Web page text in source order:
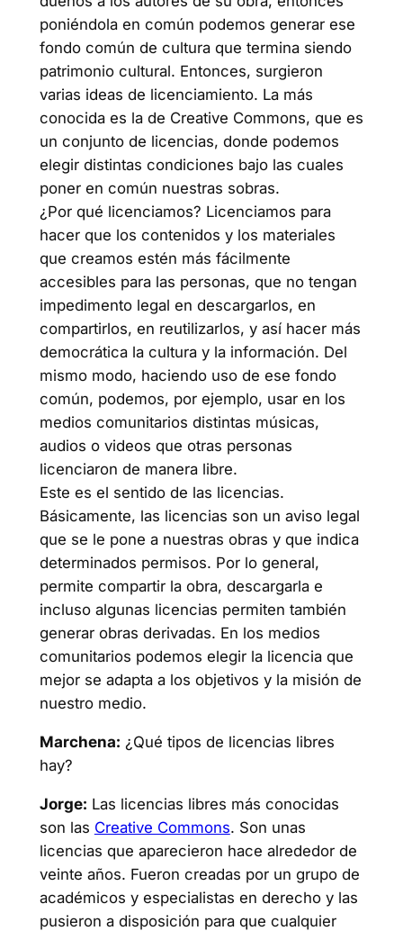
poniéndola en común podemos generar ese
fondo común de cultura que termina siendo
patrimonio cultural. Entonces, surgieron
varias ideas de licenciamiento. La más
conocida es la de Creative Commons, que es
un conjunto de licencias, donde podemos
elegir distintas condiciones bajo las cuales
poner en común nuestras sobras.
¿Por qué licenciamos? Licenciamos para
hacer que los contenidos y los materiales
que creamos estén más fácilmente
accesibles para las personas, que no tengan
impedimento legal en descargarlos, en
compartirlos, en reutilizarlos, y así hacer más
democrática la cultura y la información. Del
mismo modo, haciendo uso de ese fondo
común, podemos, por ejemplo, usar en los
medios comunitarios distintas músicas,
audios o videos que otras personas
licenciaron de manera libre.
Este es el sentido de las licencias.
Básicamente, las licencias son un aviso legal
que se le pone a nuestras obras y que indica
determinados permisos. Por lo general,
permite compartir la obra, descargarla e
incluso algunas licencias permiten también
generar obras derivadas. En los medios
comunitarios podemos elegir la licencia que
mejor se adapta a los objetivos y la misión de
nuestro medio.
Marchena: ¿Qué tipos de licencias libres
hay?
Jorge: Las licencias libres más conocidas
son las Creative Commons. Son unas
licencias que aparecieron hace alrededor de
veinte años. Fueron creadas por un grupo de
académicos y especialistas en derecho y las
pusieron a disposición para que cualquier